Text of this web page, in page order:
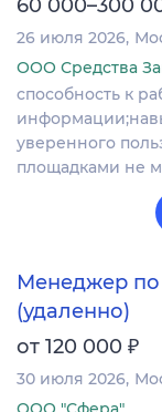
60 000–300
26 июля 2026
ООО Средства
способность к
уверенного
площадками не
Менеджер по
(удаленно)
от 120 000 ₽
30 июля 2026